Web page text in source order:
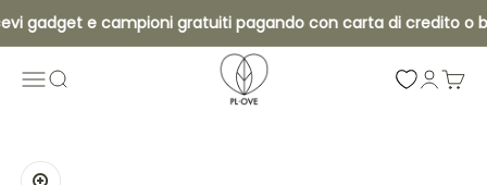
Vai al contenuto
gadget e campioni gratuiti pagando con carta di credito o
Apri il menu di navigazione
Mostra il menu di ricerca
Pl•ove
Mostra
Ingrandisci immagine